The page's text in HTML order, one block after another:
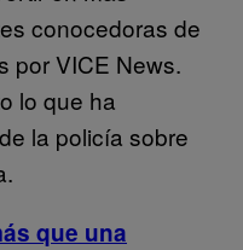
conocedoras de
por VICE News.
lo que ha
la policía sobre
que una